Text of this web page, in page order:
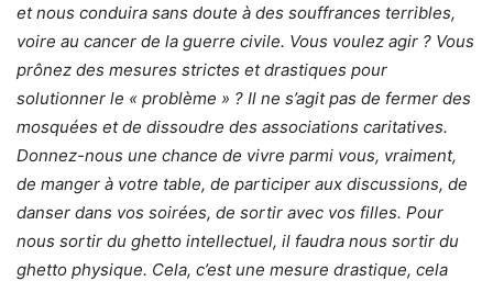
et nous conduira sans doute à des souffrances terribles,
voire au cancer de la guerre civile. Vous voulez agir ? Vous
prônez des mesures strictes et drastiques pour
solutionner le « problème » ? Il ne s’agit pas de fermer des
mosquées et de dissoudre des associations caritatives.
Donnez-nous une chance de vivre parmi vous, vraiment,
de manger à votre table, de participer aux discussions, de
danser dans vos soirées, de sortir avec vos filles. Pour
nous sortir du ghetto intellectuel, il faudra nous sortir du
ghetto physique. Cela, c’est une mesure drastique, cela